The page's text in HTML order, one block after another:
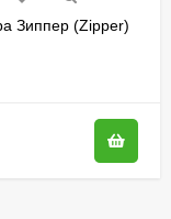
Зиппер (Zipper)